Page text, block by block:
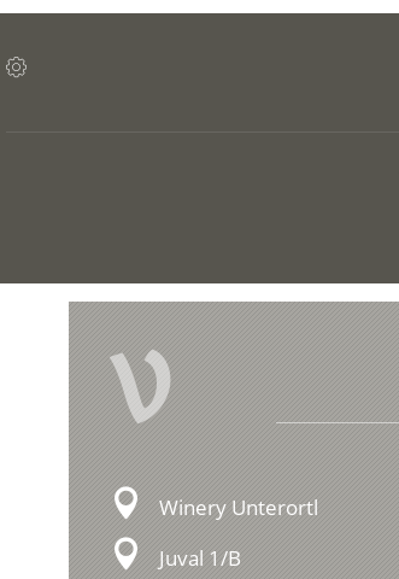
V
Winery Unterortl
Juval 1/B